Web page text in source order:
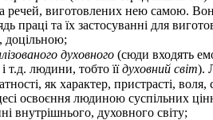
речей, виготовлених нею самою.
праці та їх застосуванні для
доцільною;
духовного (сюди входять
т.д. людини, тобто їїдуховний світ).
як характер, пристрасті,
освоєння людиною суспільних
внутрішнього, духовного світу;